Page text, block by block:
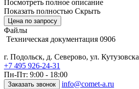
Посмотреть полное описание
Показать полностью Скрыть
Цена по запросу
Файлы
Техническая документация 0906
г. Подольск, д. Северово, ул.
+7 495 926-24-31
Пн-Пт: 9:00 - 18:00
Заказать звонок info@comet-a.ru